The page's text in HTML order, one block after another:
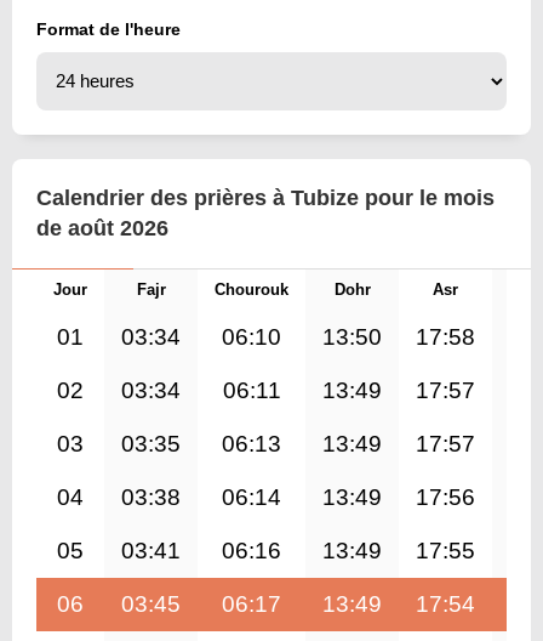
Format de l'heure
Calendrier des prières à Tubize pour le mois
de août 2026
Jour Fajr Chourouk Dohr Asr
01 03:34 06:10 13:50 17:58
02 03:34 06:11 13:49 17:57
03 03:35 06:13 13:49 17:57
04 03:38 06:14 13:49 17:56
05 03:41 06:16 13:49 17:55
06 03:45 06:17 13:49 17:54